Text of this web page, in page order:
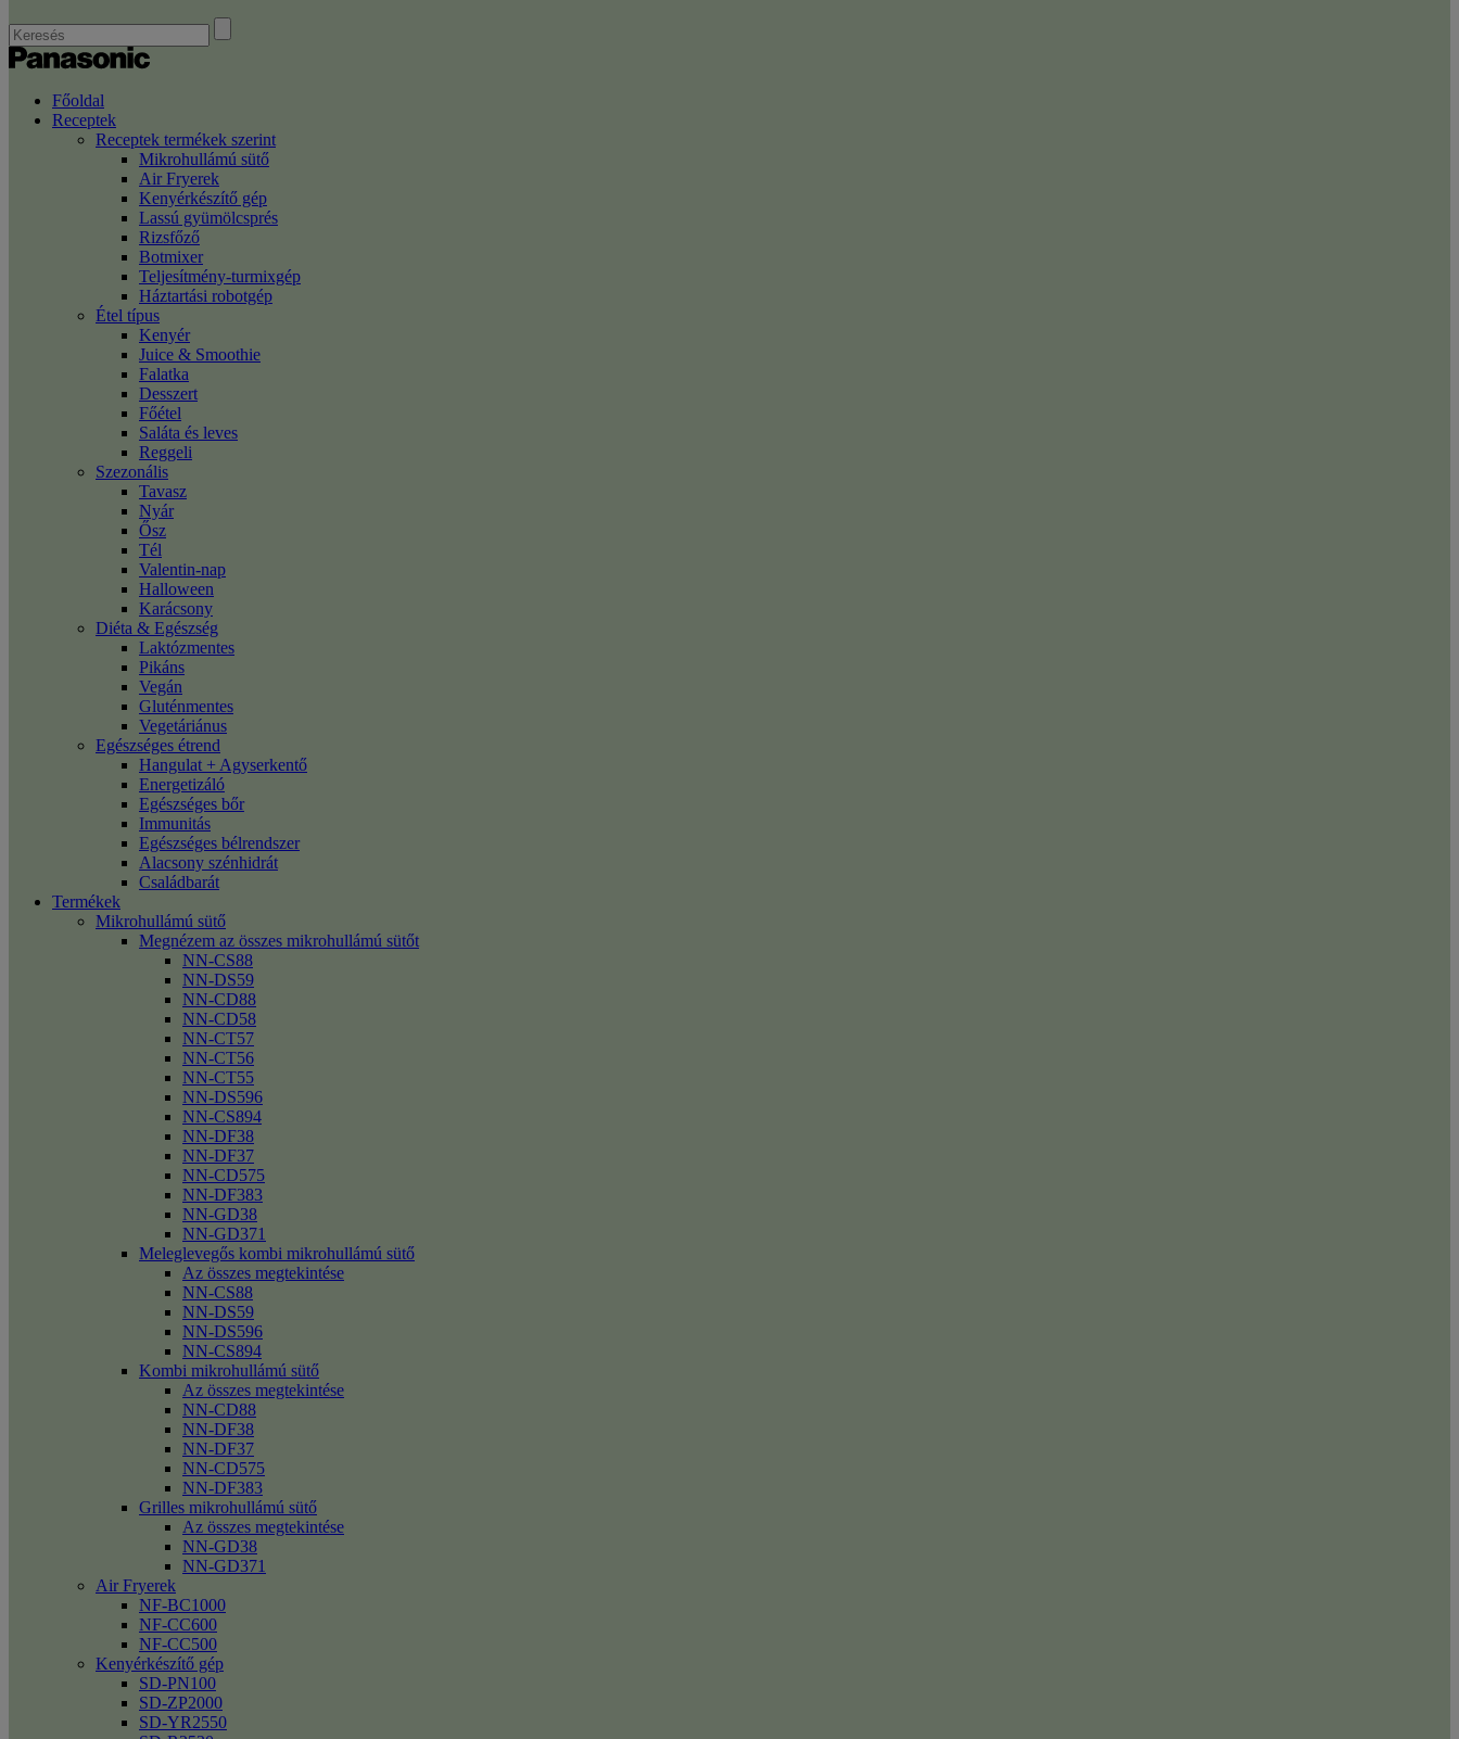
Főoldal
Receptek
Receptek termékek szerint
Mikrohullámú sütő
Air Fryerek
Kenyérkészítő gép
Lassú gyümölcsprés
Rizsfőző
Botmixer
Teljesítmény-turmixgép
Háztartási robotgép
Étel típus
Kenyér
Juice & Smoothie
Falatka
Desszert
Főétel
Saláta és leves
Reggeli
Szezonális
Tavasz
Nyár
Ősz
Tél
Valentin-nap
Halloween
Karácsony
Diéta & Egészség
Laktózmentes
Pikáns
Vegán
Gluténmentes
Vegetáriánus
Egészséges étrend
Hangulat + Agyserkentő
Energetizáló
Egészséges bőr
Immunitás
Egészséges bélrendszer
Alacsony szénhidrát
Családbarát
Termékek
Mikrohullámú sütő
Megnézem az összes mikrohullámú sütőt
NN-CS88
NN-DS59
NN-CD88
NN-CD58
NN-CT57
NN-CT56
NN-CT55
NN-DS596
NN-CS894
NN-DF38
NN-DF37
NN-CD575
NN-DF383
NN-GD38
NN-GD371
Meleglevegős kombi mikrohullámú sütő
Az összes megtekintése
NN-CS88
NN-DS59
NN-DS596
NN-CS894
Kombi mikrohullámú sütő
Az összes megtekintése
NN-CD88
NN-DF38
NN-DF37
NN-CD575
NN-DF383
Grilles mikrohullámú sütő
Az összes megtekintése
NN-GD38
NN-GD371
Air Fryerek
NF-BC1000
NF-CC600
NF-CC500
Kenyérkészítő gép
SD-PN100
SD-ZP2000
SD-YR2550